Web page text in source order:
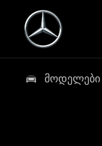
მოდელები